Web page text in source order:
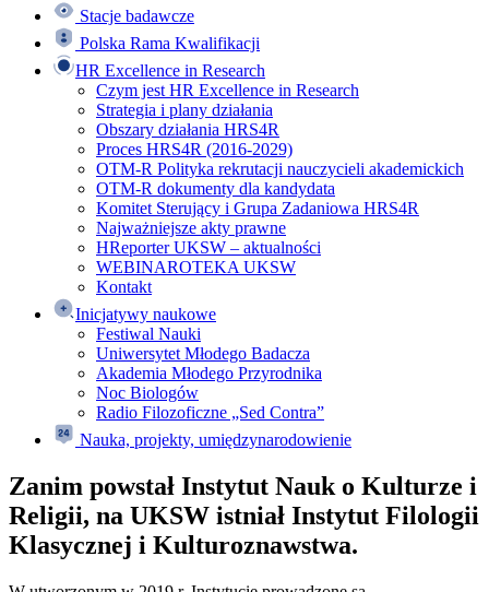
Stacje badawcze
Polska Rama Kwalifikacji
HR Excellence in Research
Czym jest HR Excellence in Research
Strategia i plany działania
Obszary działania HRS4R
Proces HRS4R (2016-2029)
OTM-R Polityka rekrutacji nauczycieli akademickich
OTM-R dokumenty dla kandydata
Komitet Sterujący i Grupa Zadaniowa HRS4R
Najważniejsze akty prawne
HReporter UKSW – aktualności
WEBINAROTEKA UKSW
Kontakt
Inicjatywy naukowe
Festiwal Nauki
Uniwersytet Młodego Badacza
Akademia Młodego Przyrodnika
Noc Biologów
Radio Filozoficzne „Sed Contra”
Nauka, projekty, umiędzynarodowienie
Zanim powstał Instytut Nauk o Kulturze i
Religii, na UKSW istniał Instytut Filologii
Klasycznej i Kulturoznawstwa.